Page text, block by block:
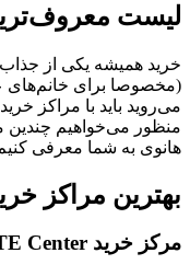
لیست
خرید همیشه یکی از
(مخصوصا برای خانم‌های
می‌روید باید با مراکز
منظور می‌خواهیم چندین
هانوی به شما معرفی کنیم
بهترین مراکز
مرکز خرید LOTTE Center